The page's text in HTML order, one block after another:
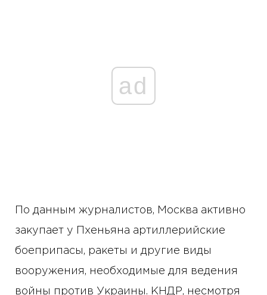
ad
По данным журналистов, Москва активно
закупает у Пхеньяна артиллерийские
боеприпасы, ракеты и другие виды
вооружения, необходимые для ведения
войны против Украины. КНДР, несмотря